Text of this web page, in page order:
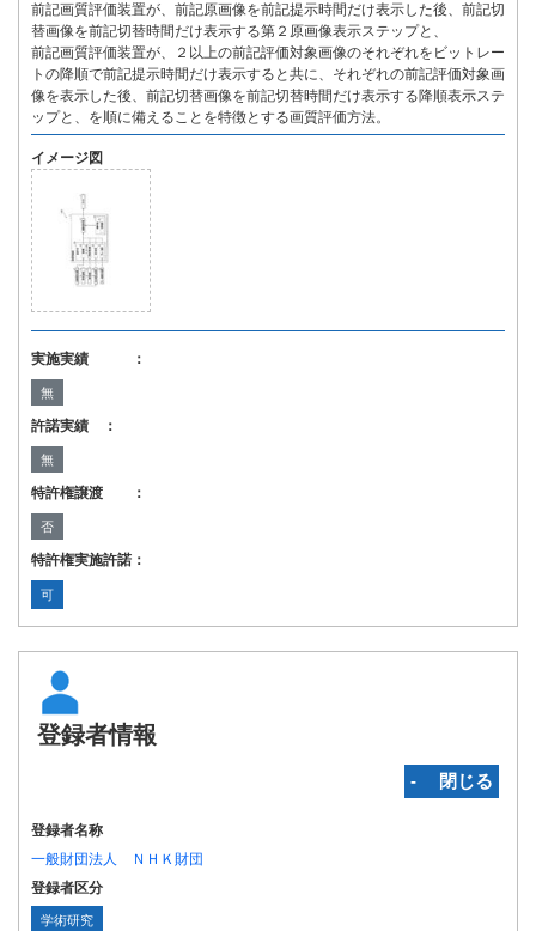
前記画質評価装置が、前記原画像を前記提示時間だけ表示した後、前記切
替画像を前記切替時間だけ表示する第２原画像表示ステップと、
前記画質評価装置が、２以上の前記評価対象画像のそれぞれをビットレー
トの降順で前記提示時間だけ表示すると共に、それぞれの前記評価対象画
像を表示した後、前記切替画像を前記切替時間だけ表示する降順表示ステ
ップと、を順に備えることを特徴とする画質評価方法。
イメージ図
実施実績 ：
無
許諾実績 ：
無
特許権譲渡 ：
否
特許権実施許諾：
可
登録者情報
‐ 閉じる
登録者名称
一般財団法人 ＮＨＫ財団
登録者区分
学術研究